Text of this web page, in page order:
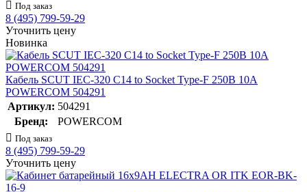
Под заказ
8 (495) 799-59-29
Уточнить цену
Новинка
Кабель SCUT IEC-320 C14 to Socket Type-F 250В 10А
POWERCOM 504291
Артикул: 504291
Бренд:
POWERCOM
Под заказ
8 (495) 799-59-29
Уточнить цену